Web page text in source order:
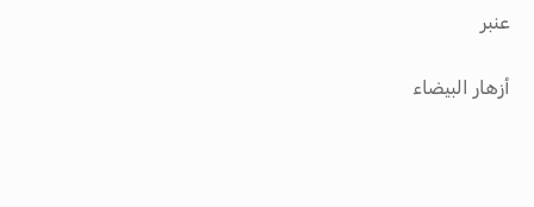
عنبر
أزهار البيضاء